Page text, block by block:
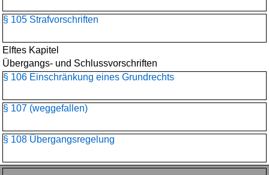
§ 105 Strafvorschriften
Elftes Kapitel
Übergangs- und Schlussvorschriften
§ 106 Einschränkung eines Grundrechts
§ 107 (weggefallen)
§ 108 Übergangsregelung